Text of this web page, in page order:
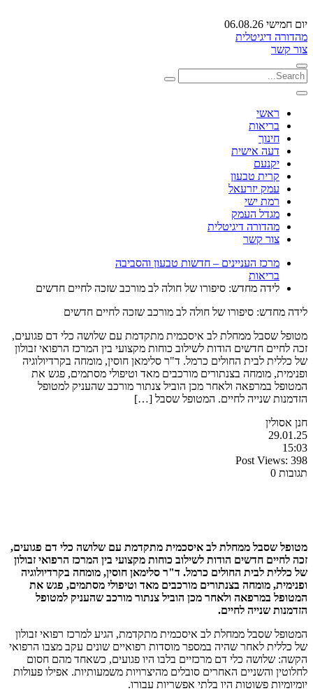
יום חמישי 06.08.26
מהדורה דיגיטלית
צור קשר
ראשי
בריאות
חינוך
דעה אישית
יקנעם
קרית טבעון
עמק יזרעאל
רמת ישי
מגדל העמק
מהדורה דיגיטלית
צור קשר
מרכז העניינים – חדשות טבעון והסביבה
בריאות
לידה מחדש: סיפורו של חולה לב מורכב שזכה לחיים חדשים
לידה מחדש: סיפורו של חולה לב מורכב שזכה לחיים חדשים
מטופל שסבל ממחלת לב איסכמית מתקדמת עם שלושה כלי דם פגועים,
זכה לחיים חדשים הודות לשילוב כוחות מקצועי בין המרכז הרפואי זבולון
של כללית לבית החולים כרמל. ד"ר סלימאן חוסין, מומחה בקרדיולוגיה
ופנימית, מומחה בצנתורים מורכבים מאד וטיפולי מסתמים, פגש את
המטופל במרפאה ולאחר מכן הוביל צנתור מורכב שהעניק למטופל
הזדמנות שנייה לחיים. המטופל שסבל […]
חנן אסולין
29.01.25
15:03
Post Views: 398
תגובות 0
מטופל שסבל ממחלת לב איסכמית מתקדמת עם שלושה כלי דם פגועים,
זכה לחיים חדשים הודות לשילוב כוחות מקצועי בין המרכז הרפואי זבולון
של כללית לבית החולים כרמל. ד"ר סלימאן חוסין, מומחה בקרדיולוגיה
ופנימית, מומחה בצנתורים מורכבים מאד וטיפולי מסתמים, פגש את
המטופל במרפאה ולאחר מכן הוביל צנתור מורכב שהעניק למטופל
הזדמנות שנייה לחיים.
המטופל שסבל ממחלת לב איסכמית מתקדמת, הגיע למרכז רפואי זבולון
של כללית לאחר שהיה במספר מוסדות רפואיים שונים עקב מצבו הרפואי
הקשה: שלושה כלי דם מרכזיים בלבו היו פגועים, כשאחד מהם חסום
לחלוטין והשניים האחרים סובלים מהיצרויות משמעותיות. אפילו פעולות
יומיומיות פשוטות היו בלתי אפשריות עבורו.